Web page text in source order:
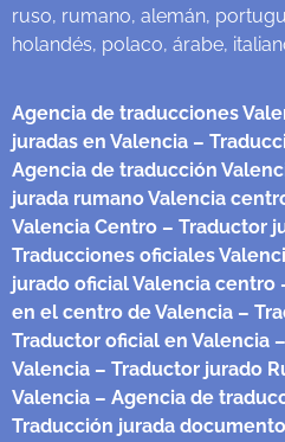
ruso, rumano, alemán,
holandés, polaco, árabe,
Agencia de traducciones
juradas en Valencia –
Agencia de traducción
jurada rumano Valencia
Valencia Centro – Traductor
Traducciones oficiales
jurado oficial Valencia centro
en el centro de Valencia –
Traductor oficial en Valencia
Valencia – Traductor jurado
Valencia – Agencia de
Traducción jurada